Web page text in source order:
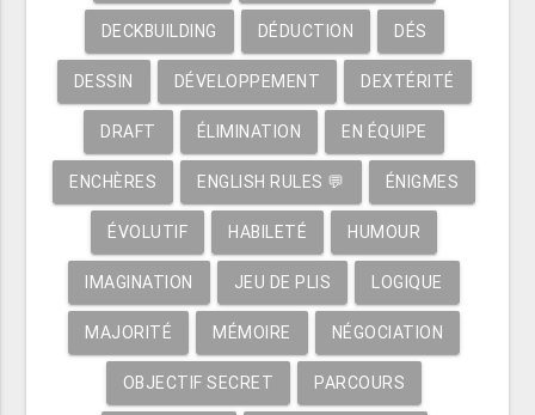
DECKBUILDING DÉDUCTION DÉS
DESSIN DÉVELOPPEMENT DEXTÉRITÉ
DRAFT ÉLIMINATION EN ÉQUIPE
ENCHÈRES ENGLISH RULES 💬 ÉNIGMES
ÉVOLUTIF HABILETÉ HUMOUR
IMAGINATION JEU DE PLIS LOGIQUE
MAJORITÉ MÉMOIRE NÉGOCIATION
OBJECTIF SECRET PARCOURS